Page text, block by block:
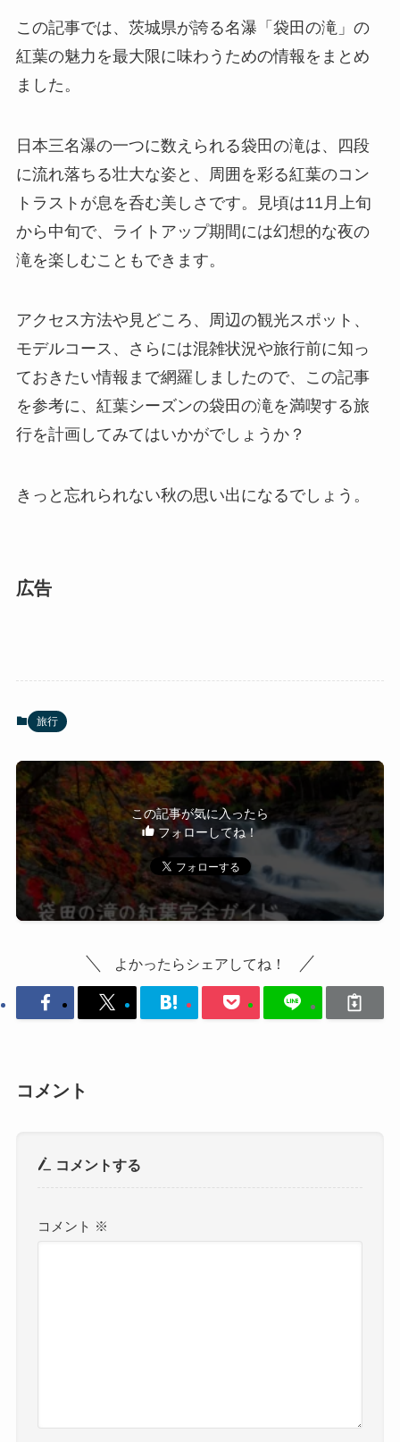
この記事では、茨城県が誇る名瀑「袋田の滝」の
紅葉の魅力を最大限に味わうための情報をまとめ
ました。
日本三名瀑の一つに数えられる袋田の滝は、四段
に流れ落ちる壮大な姿と、周囲を彩る紅葉のコン
トラストが息を呑む美しさです。見頃は11月上旬
から中旬で、ライトアップ期間には幻想的な夜の
滝を楽しむこともできます。
アクセス方法や見どころ、周辺の観光スポット、
モデルコース、さらには混雑状況や旅行前に知っ
ておきたい情報まで網羅しましたので、この記事
を参考に、紅葉シーズンの袋田の滝を満喫する旅
行を計画してみてはいかがでしょうか？
きっと忘れられない秋の思い出になるでしょう。
広告
旅行
この記事が気に入ったら
フォローしてね！
よかったらシェアしてね！
コメント
コメントする
コメント ※